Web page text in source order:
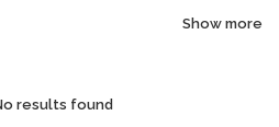
Show more
results found